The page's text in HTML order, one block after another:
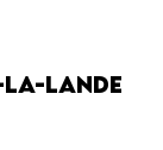
la-Lande